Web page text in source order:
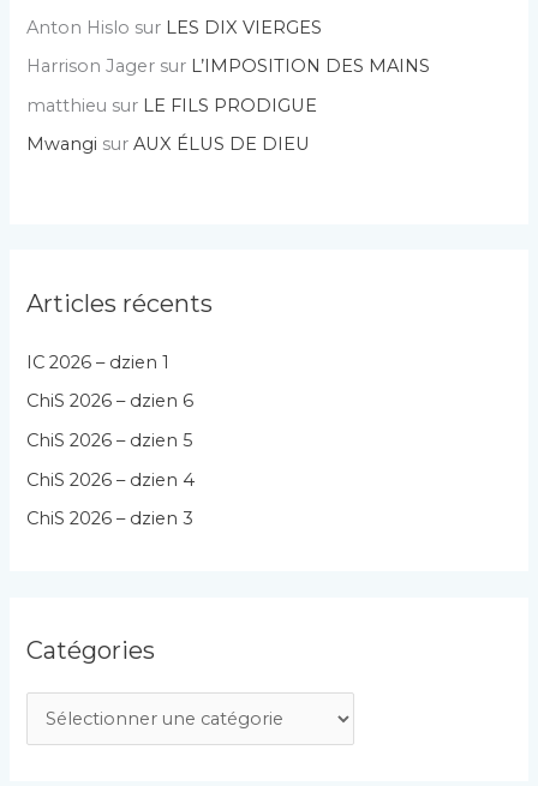
Anton Hislo sur LES DIX VIERGES
Harrison Jager sur L’IMPOSITION DES MAINS
matthieu sur LE FILS PRODIGUE
Mwangi surAUX ÉLUS DE DIEU
Articles récents
IC 2026 – dzien 1
ChiS 2026 – dzien 6
ChiS 2026 – dzien 5
ChiS 2026 – dzien 4
ChiS 2026 – dzien 3
Catégories
a